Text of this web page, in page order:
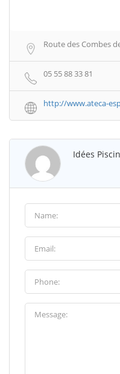
Route des Combes
05 55 88 33 81
http://www.ateca-
Idées